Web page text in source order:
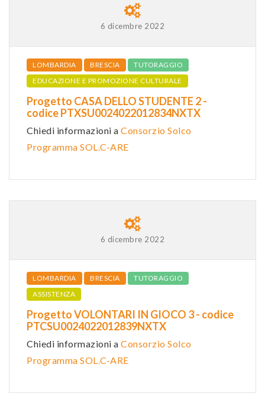
6 dicembre 2022
LOMBARDIA BRESCIA
TUTORAGGIO
EDUCAZIONE E PROMOZIONE CULTURALE
Progetto CASA DELLO STUDENTE 2 -
codice PTXSU0024022012834NXTX
Chiedi informazioni a Consorzio Solco
Programma SOL.C-ARE
6 dicembre 2022
LOMBARDIA BRESCIA
TUTORAGGIO
ASSISTENZA
Progetto VOLONTARI IN GIOCO 3 - codice
PTCSU0024022012839NXTX
Chiedi informazioni a Consorzio Solco
Programma SOL.C-ARE